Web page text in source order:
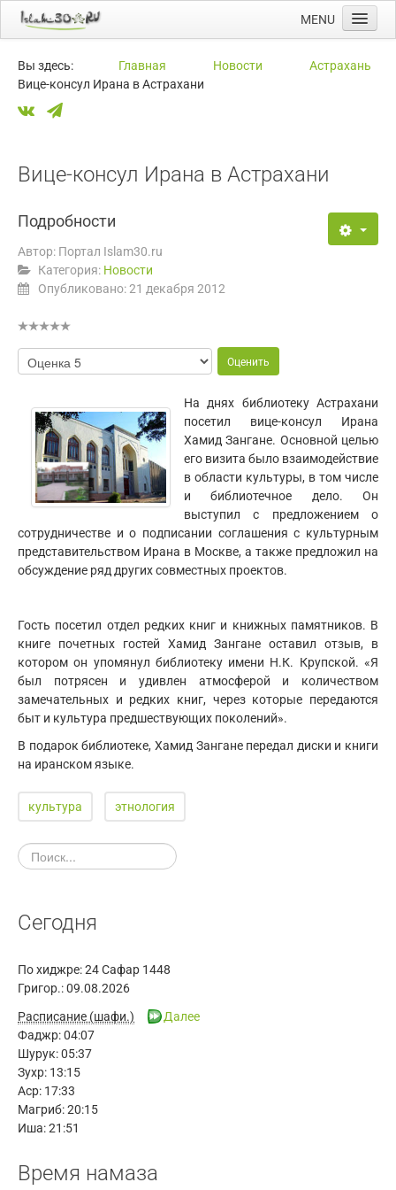
MENU
Новости
Мечети
Ссылки
Вы здесь: Главная Новости
Астрахань
Вице-консул Ирана в Астрахани
Вице-консул Ирана в Астрахани
Подробности
Автор: Портал Islam30.ru
Категория: Новости
Опубликовано: 21 декабря 2012
На днях библиотеку Астрахани
посетил вице-консул Ирана
Хамид Зангане. Основной целью
его визита было взаимодействие
в области культуры, в том числе
и библиотечное дело. Он
выступил с предложением о
сотрудничестве и о подписании соглашения с культурным
представительством Ирана в Москве, а также предложил на
обсуждение ряд других совместных проектов.
Гость посетил отдел редких книг и книжных памятников. В
книге почетных гостей Хамид Зангане оставил отзыв, в
котором он упомянул библиотеку имени Н.К. Крупской. «Я
был потрясен и удивлен атмосферой и количеством
замечательных и редких книг, через которые передаются
быт и культура предшествующих поколений».
В подарок библиотеке, Хамид Зангане передал диски и книги
на иранском языке.
культура этнология
Сегодня
По хиджре:24 Сафар 1448
Григор.:09.08.2026
Расписание (шафи.)
Фаджр:04:07
Шурук:05:37
Зухр: 13:15
Аср: 17:33
Магриб:20:15
Иша:21:51
Далее
Время намаза